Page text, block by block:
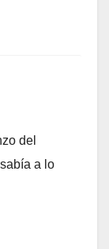
del
a lo